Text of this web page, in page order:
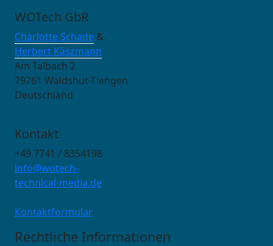
WOTech GbR
Charlotte Schade &
Herbert Käszmann
Am Talbach 2
79761 Waldshut-Tiengen
Deutschland
Kontakt
+49 7741 / 8354198
info@wotech-
technical-media.de
Kontaktformular
Rechtliche Informationen